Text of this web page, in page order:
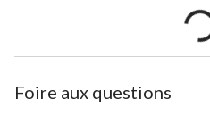
Foire aux questions